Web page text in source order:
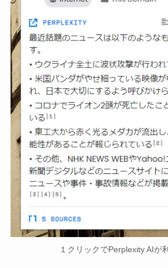
１クリックでPerplexity AIが